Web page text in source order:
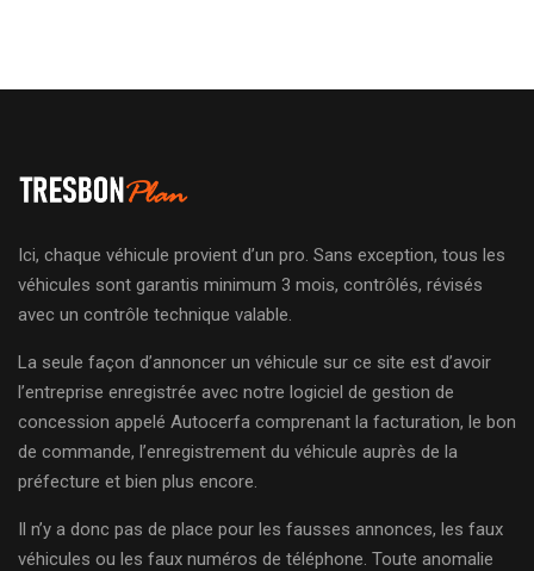
Ici, chaque véhicule provient d’un pro. Sans exception, tous les
véhicules sont garantis minimum 3 mois, contrôlés, révisés
avec un contrôle technique valable.
La seule façon d’annoncer un véhicule sur ce site est d’avoir
l’entreprise enregistrée avec notre logiciel de gestion de
concession appelé Autocerfa comprenant la facturation, le bon
de commande, l’enregistrement du véhicule auprès de la
préfecture et bien plus encore.
Il n’y a donc pas de place pour les fausses annonces, les faux
véhicules ou les faux numéros de téléphone. Toute anomalie